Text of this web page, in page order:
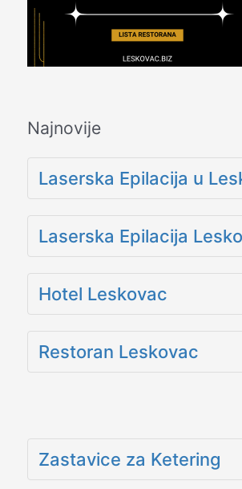
Najnovije
Laserska Epilacija u
Laserska Epilacija
Hotel Leskovac
Restoran Leskovac
Zastavice za Ketering